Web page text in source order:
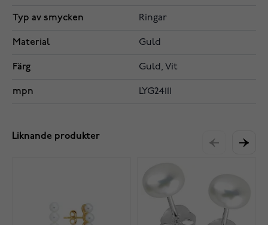
Typ av smycken Ringar
Material Guld
Färg Guld, Vit
mpn LYG24111
Liknande produkter